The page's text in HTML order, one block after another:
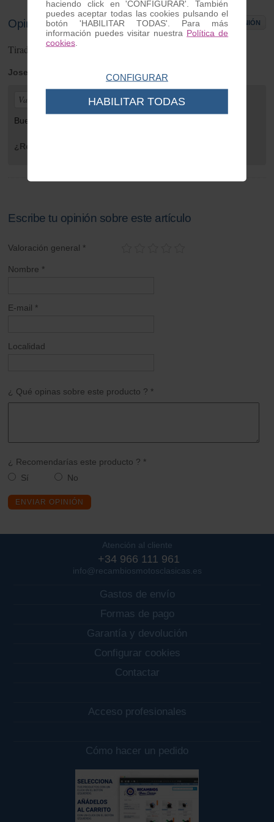
Opiniones de clientes ESCRIBIR OPINIÓN
Tirador aire Vespa Faro Bajo
Jose | de Coruña | Monday 13 de November de 2023
Valoración general:
Bueno 5 Ya soy cliente
¿Recomendaría este producto?
Escribe tu opinión sobre este artículo
Valoración general *
Nombre *
E-mail *
Localidad
¿ Qué opinas sobre este producto ? *
¿ Recomendarías este producto ? *
Sí
No
ENVIAR OPINIÓN
Atención al cliente
+34 966 111 961
info@recambiosmotosclasicas.es
Gastos de envío
Formas de pago
Garantía y devolución
Configurar cookies
Contactar
Acceso profesionales
Cómo hacer un pedido
haciendo click en 'CONFIGURAR'. También
puedes aceptar todas las cookies pulsando el
botón 'HABILITAR TODAS'. Para más
información puedes visitar nuestra Política de
cookies.
CONFIGURAR
HABILITAR TODAS